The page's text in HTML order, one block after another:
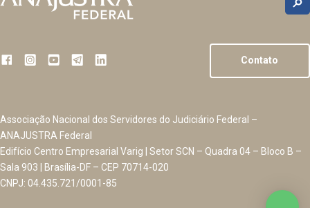
Contato
Associação Nacional dos Servidores do Judiciário Federal –
ANAJUSTRA Federal
Edifício Centro Empresarial Varig | Setor SCN – Quadra 04 – Bloco B –
Sala 903 | Brasília-DF – CEP 70714-020
CNPJ: 04.435.721/0001-85